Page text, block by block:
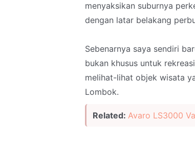
menyaksikan suburnya
dengan latar belakang
Sebenarnya saya sendiri
bukan khusus untuk
melihat-lihat objek wisata
Lombok.
Related: Avaro LS3000